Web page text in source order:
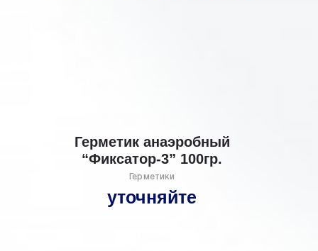
Герметик анаэробный
“Фиксатор-3” 100гр.
Герметики
уточняйте